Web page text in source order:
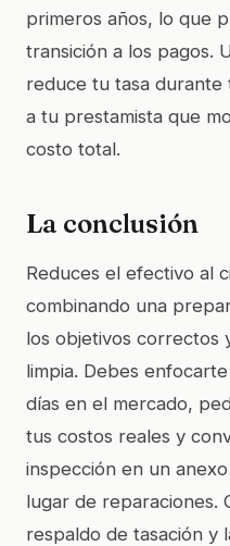
primeros años, lo que
transición a los pagos.
reduce tu tasa
a tu prestamista que
costo total.
La conclusión
Reduces el efectivo al
combinando una
los objetivos correctos
limpia. Debes
días en el mercado,
tus costos reales y
inspección en un
lugar de reparaciones.
respaldo de tasación y